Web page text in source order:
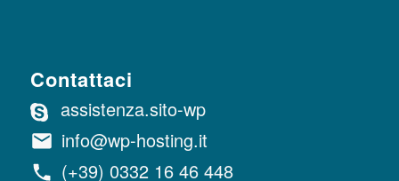
Contattaci
assistenza.sito-wp
info@wp-hosting.it
(+39) 0332 16 46 448